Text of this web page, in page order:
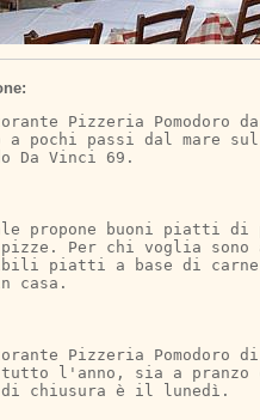
Pizzeria Pomodoro
pochi passi dal mare sul
Da Vinci 69.
propone buoni piatti di
Per chi voglia sono
piatti a base di
casa.
Pizzeria Pomodoro
tutto l'anno, sia a pranzo
di chiusura è il lunedì.